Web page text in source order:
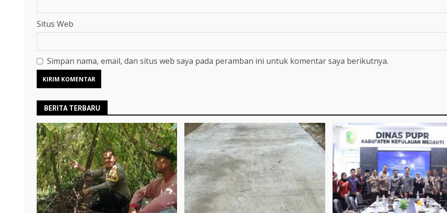
Situs Web
Simpan nama, email, dan situs web saya pada peramban ini untuk komentar saya berikutnya.
BERITA TERBARU